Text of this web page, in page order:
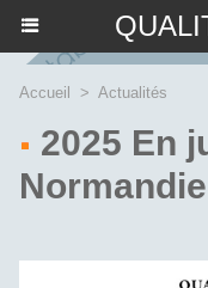
Accueil > Actualités
2025 En
Normandie